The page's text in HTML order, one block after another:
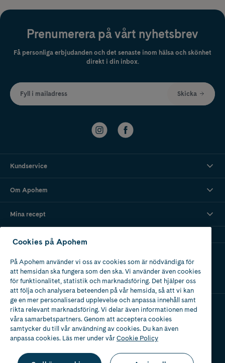
Prenumerera på vårt nyhetsbrev
Få personliga erbjudanden och det senaste inom hälsa och skönhet
direkt i din inbox.
Fyll i mailadress Skicka
Kundservice
Om Apohem
Mina recept
Apotek med tillstånd
av Läkemedelsverket
Cookies på Apohem
På Apohem använder vi oss av cookies som är nödvändiga för
att hemsidan ska fungera som den ska. Vi använder även cookies
för funktionalitet, statistik och marknadsföring. Det hjälper oss
att följa och analysera beteenden på vår hemsida, så att vi kan
ge en mer personaliserad upplevelse och anpassa innehåll samt
rikta relevant marknadsföring. Vi delar även informationen med
våra samarbetspartners. Genom att acceptera cookies
samtycker du till vår användning av cookies. Du kan även
anpassa cookies. Läs mer under vårCookie Policy